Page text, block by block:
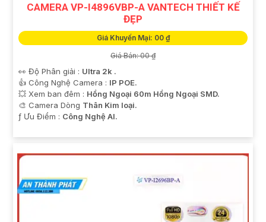
CAMERA VP-I4896VBP-A VANTECH THIẾT KẾ
ĐẸP
Giá Khuyến Mại: 00 ₫
Giá Bán: 00 ₫
👀 Độ Phân giải : Ultra 2k .
👍 Công Nghệ Camera : IP POE.
💥 Xem ban đêm : Hồng Ngoại 60m Hồng Ngoại SMD.
🎨 Camera Dòng Thân Kim loại.
️ƒ Ưu Điểm : Công Nghệ AI.